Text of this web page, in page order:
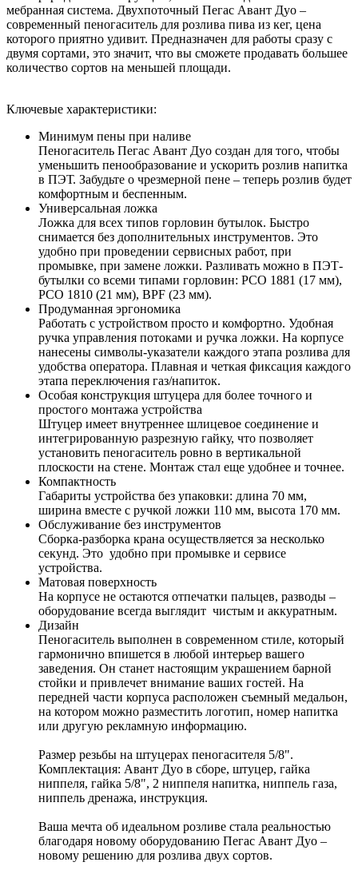
мебранная система. Двухпоточный Пегас Авант Дуо –
современный пеногаситель для розлива пива из кег, цена
которого приятно удивит. Предназначен для работы сразу с
двумя сортами, это значит, что вы сможете продавать большее
количество сортов на меньшей площади.
Ключевые характеристики:
Минимум пены при наливе
Пеногаситель Пегас Авант Дуо создан для того, чтобы
уменьшить пенообразование и ускорить розлив напитка
в ПЭТ. Забудьте о чрезмерной пене – теперь розлив будет
комфортным и беспенным.
Универсальная ложка
Ложка для всех типов горловин бутылок. Быстро
снимается без дополнительных инструментов. Это
удобно при проведении сервисных работ, при
промывке, при замене ложки. Разливать можно в ПЭТ-
бутылки со всеми типами горловин: PCO 1881 (17 мм),
PCO 1810 (21 мм), BPF (23 мм).
Продуманная эргономика
Работать с устройством просто и комфортно. Удобная
ручка управления потоками и ручка ложки. На корпусе
нанесены символы-указатели каждого этапа розлива для
удобства оператора. Плавная и четкая фиксация каждого
этапа переключения газ/напиток.
Особая конструкция штуцера для более точного и
простого монтажа устройства
Штуцер имеет внутреннее шлицевое соединение и
интегрированную разрезную гайку, что позволяет
установить пеногаситель ровно в вертикальной
плоскости на стене. Монтаж стал еще удобнее и точнее.
Компактность
Габариты устройства без упаковки: длина 70 мм,
ширина вместе с ручкой ложки 110 мм, высота 170 мм.
Обслуживание без инструментов
Сборка-разборка крана осуществляется за несколько
секунд. Это удобно при промывке и сервисе
устройства.
Матовая поверхность
На корпусе не остаются отпечатки пальцев, разводы –
оборудование всегда выглядит чистым и аккуратным.
Дизайн
Пеногаситель выполнен в современном стиле, который
гармонично впишется в любой интерьер вашего
заведения. Он станет настоящим украшением барной
стойки и привлечет внимание ваших гостей. На
передней части корпуса расположен съемный медальон,
на котором можно разместить логотип, номер напитка
или другую рекламную информацию.
Размер резьбы на штуцерах пеногасителя 5/8".
Комплектация: Авант Дуо в сборе, штуцер, гайка
ниппеля, гайка 5/8", 2 ниппеля напитка, ниппель газа,
ниппель дренажа, инструкция.
Ваша мечта об идеальном розливе стала реальностью
благодаря новому оборудованию Пегас Авант Дуо –
новому решению для розлива двух сортов.